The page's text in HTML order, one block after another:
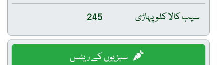
سیب کالا کلو پہاڑی
245
سبزیوں کے ریٹس